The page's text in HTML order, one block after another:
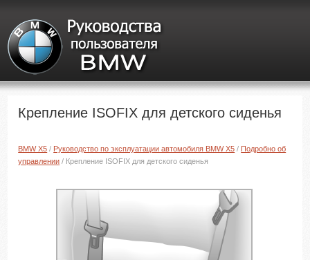
Крепление ISOFIX для детского сиденья
BMW X5 / Руководство по эксплуатации автомобиля BMW X5 / Подробно об
управлении / Крепление ISOFIX для детского сиденья